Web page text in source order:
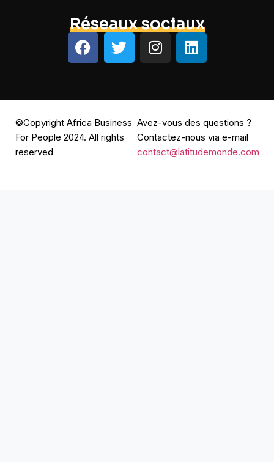
Réseaux sociaux
©Copyright Africa Business
For People 2024. All rights
reserved
Avez-vous des questions ?
Contactez-nous via e-mail
contact@latitudemonde.com